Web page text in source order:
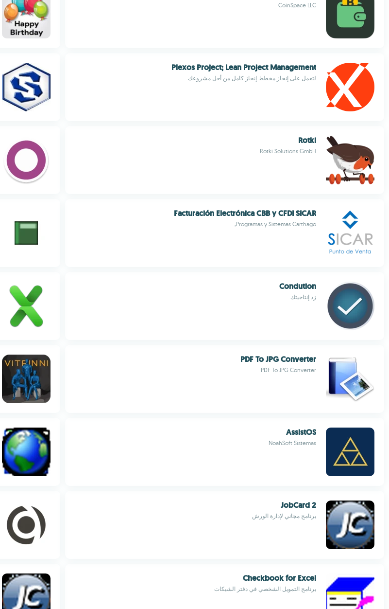
CoinSpace LLC
Plexos Project; Lean Project Management
لتعمل على إنجاز مخطط إنجاز كامل من أجل مشروعك
Rotki
Rotki Solutions GmbH
Facturación Electrónica CBB y CFDI SICAR
Programas y Sistemas Carthago,
Condution
زد إنتاجيتك
PDF To JPG Converter
PDF To JPG Converter
AssistOS
NoahSoft Sistemas
JobCard 2
برنامج مجاني لإدارة الورش
Checkbook for Excel
برنامج التمويل الشخصي في دفتر الشيكات